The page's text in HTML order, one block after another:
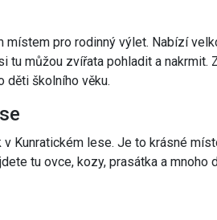
místem pro rodinný výlet. Nabízí
tu můžou zvířata pohladit a nakrmit.
děti školního věku.
Kunratickém lese. Je to krásné
tu ovce, kozy, prasátka a mnoho